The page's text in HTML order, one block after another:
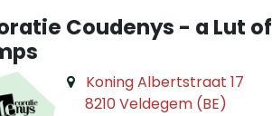
Coudenys - a Lut of
Koning Albertstraat 17
8210 Veldegem (BE)